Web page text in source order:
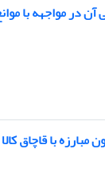
مواجهه با
با قاچاق